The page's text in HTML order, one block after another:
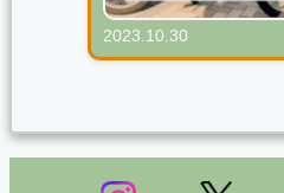
2023.10.30
カブとシャリー